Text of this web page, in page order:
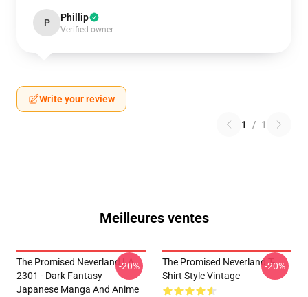
P Phillip
Verified owner
Write your review
1 / 1
Meilleures ventes
The Promised Neverland LA
2301 - Dark Fantasy
Japanese Manga And Anime
-20%
The Promised Neverland T-
Shirt Style Vintage
-20%